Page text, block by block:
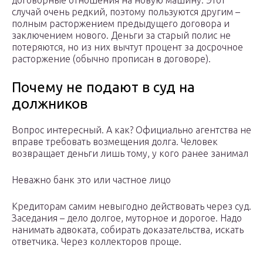
случай очень редкий, поэтому пользуются другим –
полным расторжением предыдущего договора и
заключением нового. Деньги за старый полис не
потеряются, но из них вычтут процент за досрочное
расторжение (обычно прописан в договоре).
Почему не подают в суд на
должников
Вопрос интересный. А как? Официально агентства не
вправе требовать возмещения долга. Человек
возвращает деньги лишь тому, у кого ранее занимал
Неважно банк это или частное лицо
Кредиторам самим невыгодно действовать через суд.
Заседания – дело долгое, муторное и дорогое. Надо
нанимать адвоката, собирать доказательства, искать
ответчика. Через коллекторов проще.